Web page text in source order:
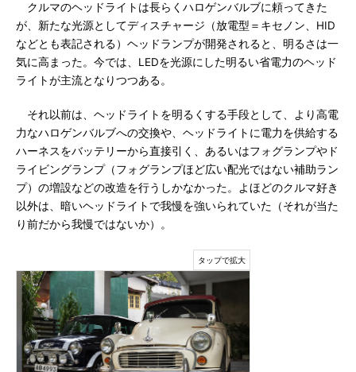
クルマのヘッドライトは長らくハロゲンバルブに頼ってきた
が、新たな光源としてディスチャージ（放電型＝キセノン、HID
などとも表記される）ヘッドランプが開発されると、明るさは一
気に高まった。今では、LEDを光源にした明るい省電力のヘッド
ライトが主流となりつつある。
それ以前は、ヘッドライトを明るくする手段として、より高電
力なハロゲンバルブへの交換や、ヘッドライトに電力を供給する
ハーネスをバッテリーから直接引く、あるいはフォグランプやド
ライビングランプ（フォグランプほど広い配光ではない補助ラン
プ）の増設などの改造を行うしかなかった。よほどのクルマ好き
以外は、暗いヘッドライトで我慢を強いられていた（それが当た
り前だから我慢ではないか）。